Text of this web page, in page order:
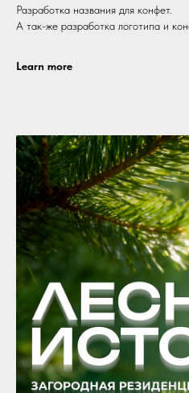
Разработка названия для конфет.
А так-же разработка логотипа и
Learn more